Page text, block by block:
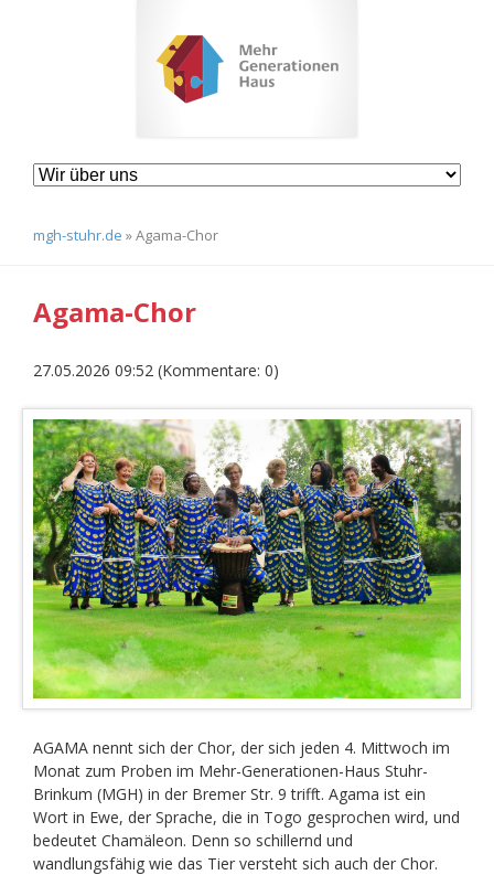
Navigation
mgh-stuhr.de »Agama-Chor
Agama-Chor
27.05.2026 09:52(Kommentare: 0)
AGAMA nennt sich der Chor, der sich jeden 4. Mittwoch im
Monat zum Proben im Mehr-Generationen-Haus Stuhr-
Brinkum (MGH) in der Bremer Str. 9 trifft. Agama ist ein
Wort in Ewe, der Sprache, die in Togo gesprochen wird, und
bedeutet Chamäleon. Denn so schillernd und
wandlungsfähig wie das Tier versteht sich auch der Chor.